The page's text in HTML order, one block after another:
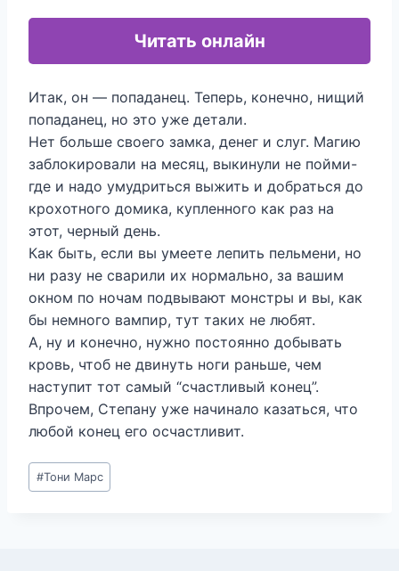
Читать онлайн
Итак, он — попаданец. Теперь, конечно, нищий
попаданец, но это уже детали.
Нет больше своего замка, денег и слуг. Магию
заблокировали на месяц, выкинули не пойми-
где и надо умудриться выжить и добраться до
крохотного домика, купленного как раз на
этот, черный день.
Как быть, если вы умеете лепить пельмени, но
ни разу не сварили их нормально, за вашим
окном по ночам подвывают монстры и вы, как
бы немного вампир, тут таких не любят.
А, ну и конечно, нужно постоянно добывать
кровь, чтоб не двинуть ноги раньше, чем
наступит тот самый “счастливый конец”.
Впрочем, Степану уже начинало казаться, что
любой конец его осчастливит.
Метки
записи:
#Тони Марс